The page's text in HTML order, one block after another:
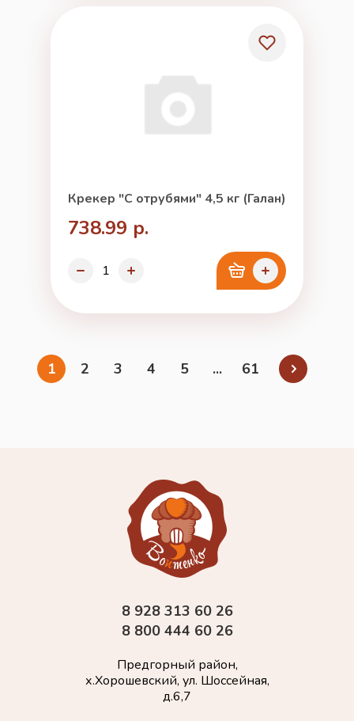
Крекер "С отрубями" 4,5 кг (Галан)
738.99 р.
1 2 3 4 5 ... 61
8 928 313 60 26
8 800 444 60 26
Предгорный район,
х.Хорошевский, ул. Шоссейная,
д.6,7